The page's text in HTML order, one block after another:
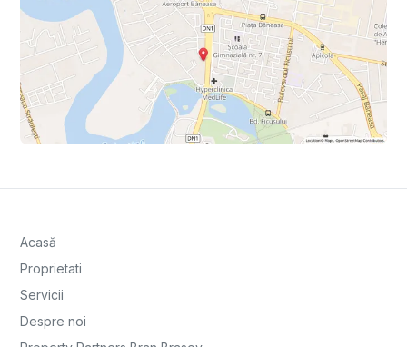
Acasă
Proprietati
Servicii
Despre noi